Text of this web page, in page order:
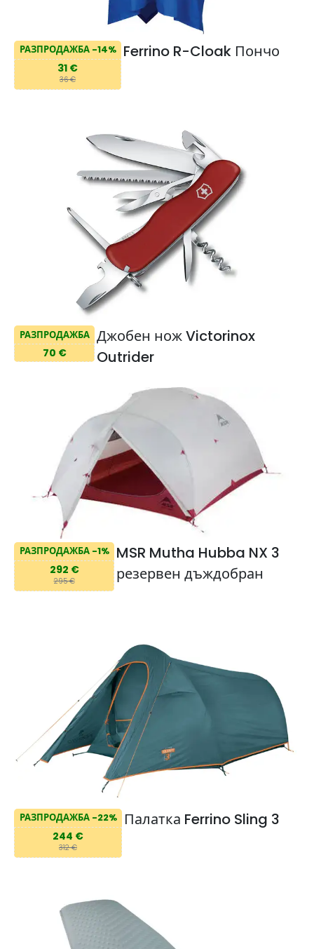
РАЗПРОДАЖБА -14%
31 €
36 €
Ferrino R-Cloak Пончо
РАЗПРОДАЖБА
70 €
Джобен нож Victorinox
Outrider
РАЗПРОДАЖБА -1%
292 €
295 €
MSR Mutha Hubba NX 3
резервен дъждобран
РАЗПРОДАЖБА -22%
244 €
312 €
Палатка Ferrino Sling 3